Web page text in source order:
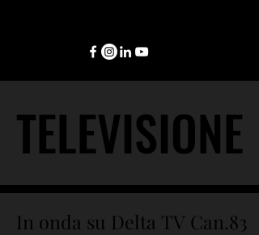
TELEVISIONE
TELEVISIONE
In onda su Delta TV Can.83
In onda su Delta TV Can.83